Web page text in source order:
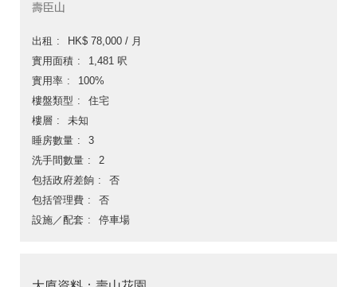
壽臣山
出租
HK$ 78,000 / 月
實用面積
1,481 呎
實用率
100%
樓盤類型
住宅
樓層
未知
睡房數量
3
洗手間數量
2
包括政府差餉
否
包括管理費
否
設施／配套
停車場